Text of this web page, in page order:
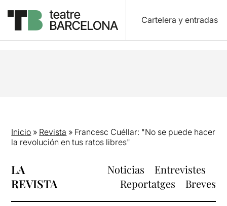
Cartelera y entradas
Inicio » Revista » Francesc Cuéllar: "No se puede hacer
la revolución en tus ratos libres"
LA
REVISTA
Noticias
Entrevistes
Reportatges
Breves